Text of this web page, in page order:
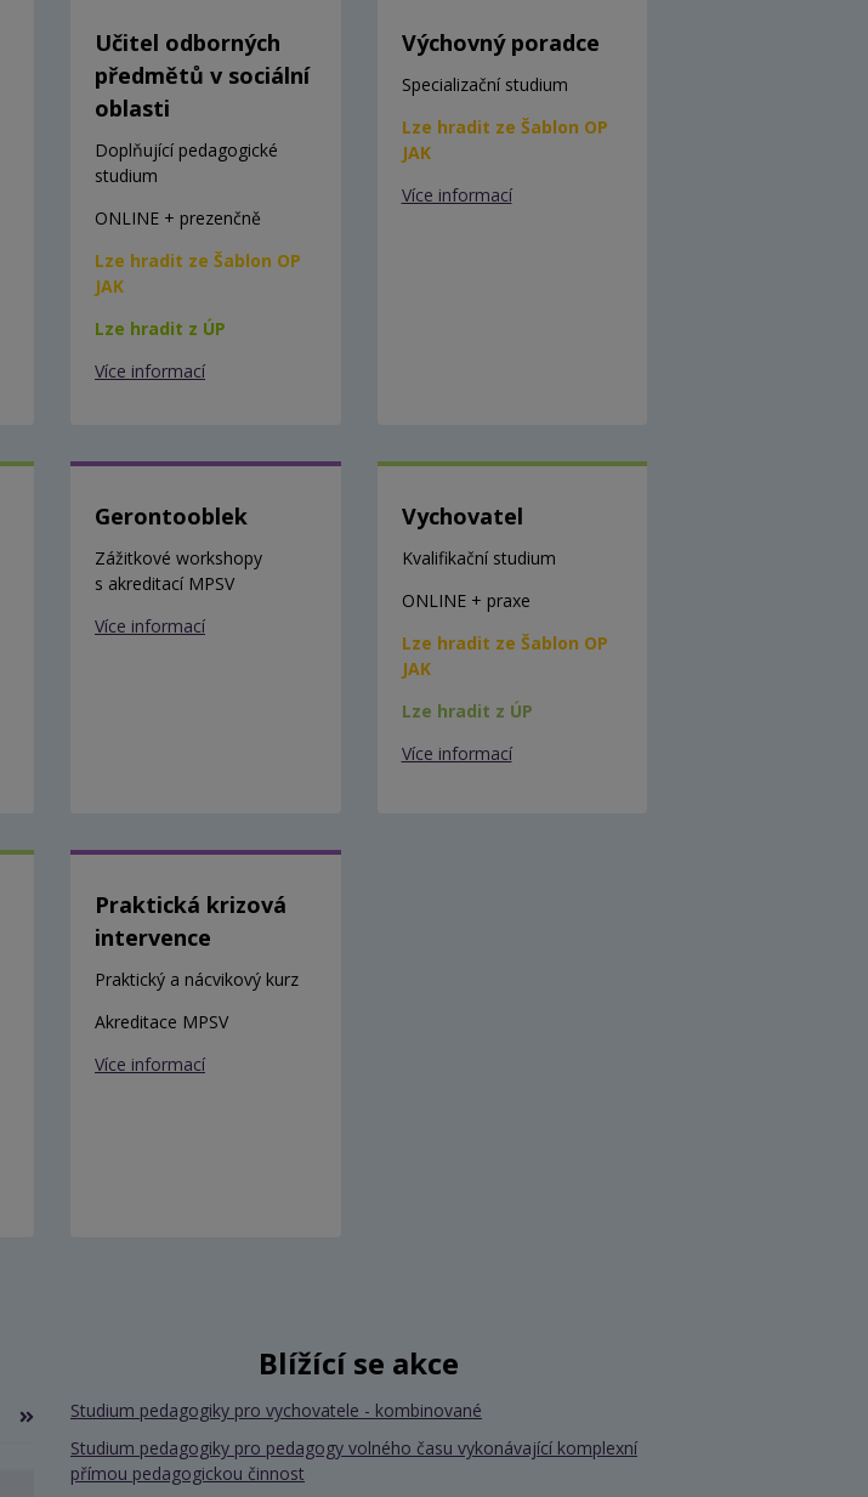
Učitel odborných
předmětů v sociální
oblasti
Doplňující pedagogické
studium
ONLINE + prezenčně
Lze hradit ze Šablon OP
JAK
Lze hradit z ÚP
Více informací
Výchovný poradce
Specializační studium
Lze hradit ze Šablon OP
JAK
Více informací
Gerontooblek
Zážitkové workshopy
s akreditací MPSV
Více informací
Vychovatel
Kvalifikační studium
ONLINE + praxe
Lze hradit ze Šablon OP
JAK
Lze hradit z ÚP
Více informací
Praktická krizová
intervence
Praktický a nácvikový kurz
Akreditace MPSV
Více informací
Blížící se akce
Studium pedagogiky pro vychovatele - kombinované
Studium pedagogiky pro pedagogy volného času vykonávající komplexní
přímou pedagogickou činnost